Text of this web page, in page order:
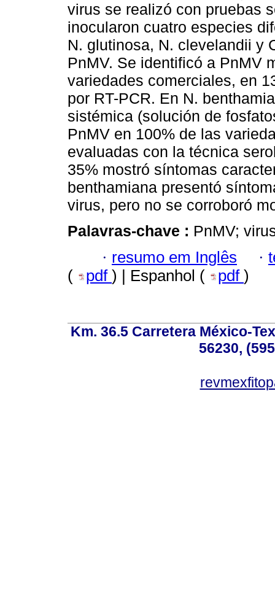
virus se realizó con pruebas
inocularon cuatro especies
N. glutinosa, N. clevelandii y
PnMV. Se identificó a PnMV
variedades comerciales, en
por RT-PCR. En N.
sistémica (solución de
PnMV en 100% de las
evaluadas con la técnica
35% mostró síntomas
benthamiana presentó
virus, pero no se corroboró
Palavras-chave : PnMV;
· resumo em Inglês ·
(
pdf ) | Espanhol ( pdf )
Km. 36.5 Carretera México-
56230,